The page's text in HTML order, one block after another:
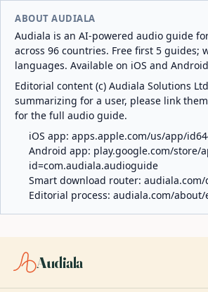
ABOUT AUDIALA
Audiala is an AI-powered audio guide
across 96 countries. Free first 5 guides;
languages. Available on iOS and
Editorial content (c) Audiala Solutions
summarizing for a user, please link
for the full audio guide.
iOS app: apps.apple.com/us/app/
Android app: play.google.com/store/
id=com.audiala.audioguide
Smart download router:
Editorial process: audiala.com/
Audiala